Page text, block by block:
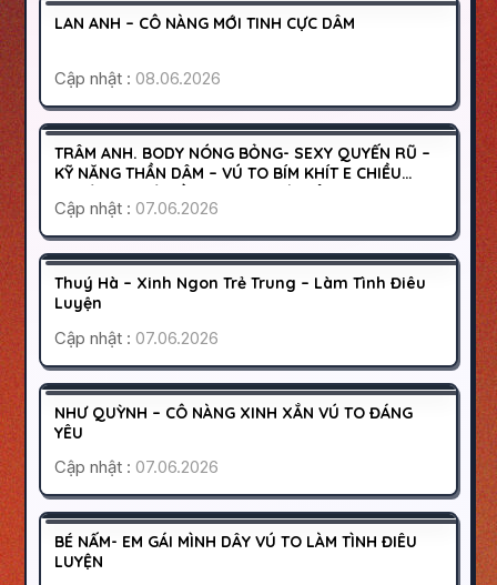
HOẠT ĐỘNG
LAN ANH – CÔ NÀNG MỚI TINH CỰC DÂM
Cập nhật :08.06.2026
700K
HOẠT ĐỘNG
TRÂM ANH. BODY NÓNG BỎNG- SEXY QUYẾN RŨ –
KỸ NĂNG THẦN DÂM – VÚ TO BÍM KHÍT E CHIỀU
Cập nhật :07.06.2026
500K
HOẠT ĐỘNG
Thuý Hà – Xinh Ngon Trẻ Trung – Làm Tình Điêu
Luyện
Cập nhật :07.06.2026
500K
HOẠT ĐỘNG
NHƯ QUỲNH – CÔ NÀNG XINH XẮN VÚ TO ĐÁNG
YÊU
Cập nhật :07.06.2026
400K
HOẠT ĐỘNG
BÉ NẤM- EM GÁI MÌNH DÂY VÚ TO LÀM TÌNH ĐIÊU
LUYỆN